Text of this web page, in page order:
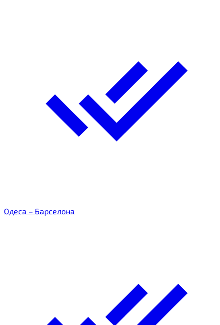
Одеса – Барселона